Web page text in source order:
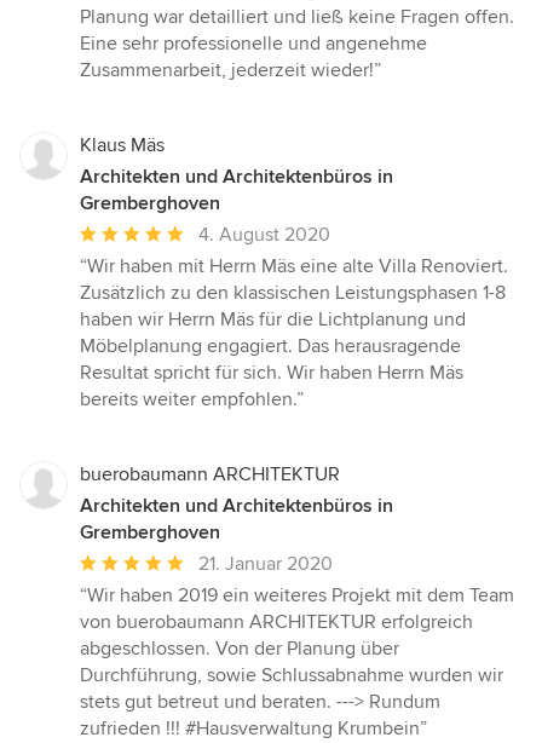
Planung war detailliert und ließ keine Fragen offen.
Eine sehr professionelle und angenehme
Zusammenarbeit, jederzeit wieder!”
Klaus Mäs
Architekten und Architektenbüros in
Gremberghoven
Durchschnittliche
Bewertung:
5
von
5
Sternen
4. August 2020
“Wir haben mit Herrn Mäs eine alte Villa Renoviert.
Zusätzlich zu den klassischen Leistungsphasen 1-8
haben wir Herrn Mäs für die Lichtplanung und
Möbelplanung engagiert. Das herausragende
Resultat spricht für sich. Wir haben Herrn Mäs
bereits weiter empfohlen.”
buerobaumann ARCHITEKTUR
Architekten und Architektenbüros in
Gremberghoven
Durchschnittliche
Bewertung:
5
von
5
Sternen
21. Januar 2020
“Wir haben 2019 ein weiteres Projekt mit dem Team
von buerobaumann ARCHITEKTUR erfolgreich
abgeschlossen. Von der Planung über
Durchführung, sowie Schlussabnahme wurden wir
stets gut betreut und beraten. ---> Rundum
zufrieden !!! #Hausverwaltung Krumbein”